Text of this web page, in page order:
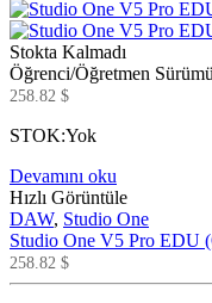
Stokta Kalmadı
Öğrenci/Öğretmen Sürümü
258.82 $
STOK:Yok
Devamını oku
Hızlı Görüntüle
DAW, Studio One
Studio One V5 Pro EDU
258.82 $